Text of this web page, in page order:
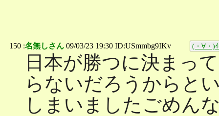
150 :名無しさん 09/03/23 19:30 ID:USmmbg9IKv (・∀・)
日本が勝つに決まっ
らないだろうからと
しまいましたごめん